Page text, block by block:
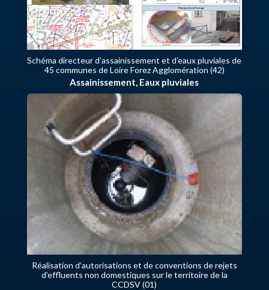
Schéma directeur d’assainissement et d’eaux pluviales de
45 communes de Loire Forez Agglomération (42)
Assainissement Eaux pluviales
Réalisation d’autorisations et de conventions de rejets
d’effluents non domestiques sur le territoire de la
CCDSV (01)